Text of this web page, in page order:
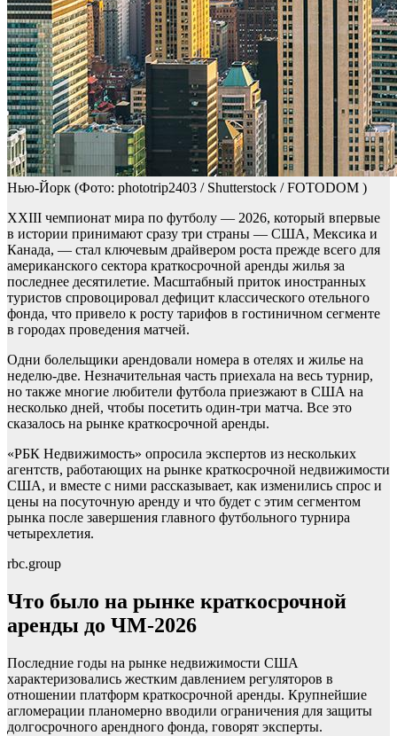
Нью-Йорк (Фото: phototrip2403 / Shutterstock / FOTODOM )
XXIII чемпионат мира по футболу — 2026, который впервые
в истории принимают сразу три страны — США, Мексика и
Канада, — стал ключевым драйвером роста прежде всего для
американского сектора краткосрочной аренды жилья за
последнее десятилетие. Масштабный приток иностранных
туристов спровоцировал дефицит классического отельного
фонда, что привело к росту тарифов в гостиничном сегменте
в городах проведения матчей.
Одни болельщики арендовали номера в отелях и жилье на
неделю-две. Незначительная часть приехала на весь турнир,
но также многие любители футбола приезжают в США на
несколько дней, чтобы посетить один-три матча. Все это
сказалось на рынке краткосрочной аренды.
«РБК Недвижимость» опросила экспертов из нескольких
агентств, работающих на рынке краткосрочной недвижимости
США, и вместе с ними рассказывает, как изменились спрос и
цены на посуточную аренду и что будет с этим сегментом
рынка после завершения главного футбольного турнира
четырехлетия.
rbc.group
Что было на рынке краткосрочной
аренды до ЧМ-2026
Последние годы на рынке недвижимости США
характеризовались жестким давлением регуляторов в
отношении платформ краткосрочной аренды. Крупнейшие
агломерации планомерно вводили ограничения для защиты
долгосрочного арендного фонда, говорят эксперты.